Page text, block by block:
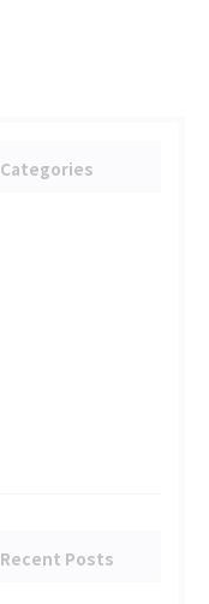
Categories
Recent Posts